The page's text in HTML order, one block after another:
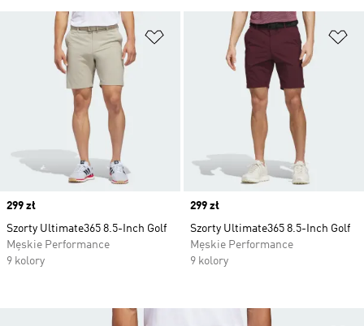
Dodaj do listy życzeń
Price
299 zł
Szorty Ultimate365 8.5-Inch Golf
Męskie Performance
9 kolory
Price
299 zł
Szorty Ultimate365 8.5-Inch Golf
Męskie Performance
9 kolory